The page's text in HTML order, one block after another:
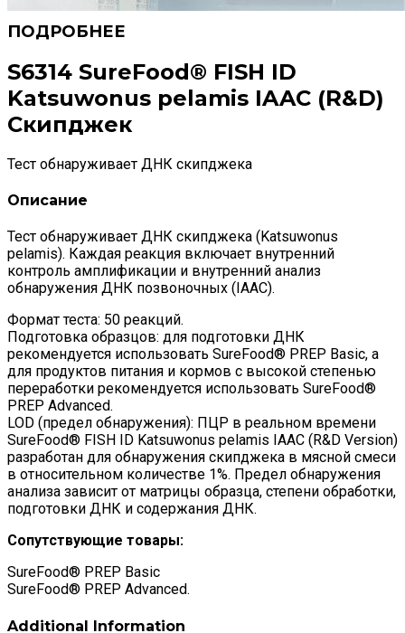
S6314 SureFood® FISH ID
Katsuwonus pelamis IAAC (R&D)
Скипджек
Тест обнаруживает ДНК скипджека
Описание
Тест обнаруживает ДНК скипджека (Katsuwonus
pelamis). Каждая реакция включает внутренний
контроль амплификации и внутренний анализ
обнаружения ДНК позвоночных (IAAC).
Формат теста: 50 реакций.
Подготовка образцов: для подготовки ДНК
рекомендуется использовать SureFood® PREP Basic, а
для продуктов питания и кормов с высокой степенью
переработки рекомендуется использовать SureFood®
PREP Advanced.
LOD (предел обнаружения): ПЦР в реальном времени
SureFood® FISH ID Katsuwonus pelamis IAAC (R&D Version)
разработан для обнаружения скипджека в мясной смеси
в относительном количестве 1%. Предел обнаружения
анализа зависит от матрицы образца, степени обработки,
подготовки ДНК и содержания ДНК.
Сопутствующие товары:
SureFood® PREP Basic
SureFood® PREP Advanced.
Additional Information